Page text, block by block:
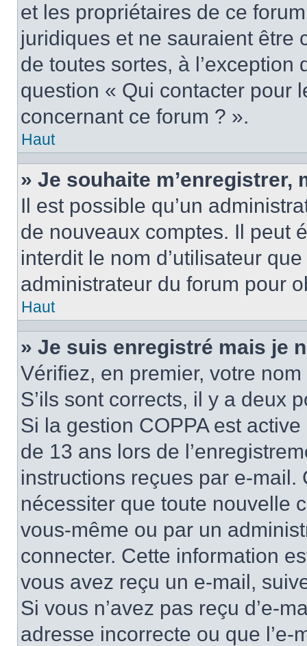
et les propriétaires de ce
juridiques et ne sauraient être
de toutes sortes, à
question « Qui contacter pour
concernant ce forum ? ».
Haut
» Je souhaite m’enregistrer,
Il est possible qu’un
de nouveaux comptes. Il peut
interdit le nom d’utilisateur
administrateur du forum pour
Haut
» Je suis enregistré mais je
Vérifiez, en premier, votre
S’ils sont corrects, il y a deux
Si la gestion COPPA est
de 13 ans lors de
instructions reçues par e-
nécessiter que toute nouvelle
vous-même ou par un
connecter. Cette information
vous avez reçu un e-mail,
Si vous n’avez pas reçu d’e-
adresse incorrecte ou que